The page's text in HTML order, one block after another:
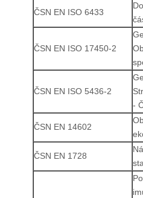
ČSN EN ISO 6433
ČSN EN ISO 17450-2
ČSN EN ISO 5436-2
-
ČSN EN 14602
ČSN EN 1728